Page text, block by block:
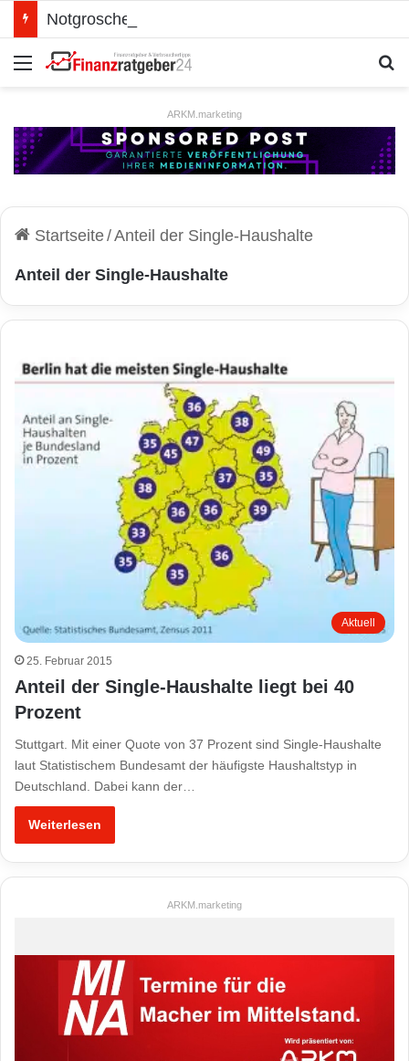
Menü
ARKM.marketing
Startseite/Anteil der Single-Haushalte
Anteil der Single-Haushalte
Aktuell
25. Februar 2015
Anteil der Single-Haushalte liegt bei 40
Prozent
Stuttgart. Mit einer Quote von 37 Prozent sind Single-Haushalte
laut Statistischem Bundesamt der häufigste Haushaltstyp in
Deutschland. Dabei kann der…
Weiterlesen
ARKM.marketing